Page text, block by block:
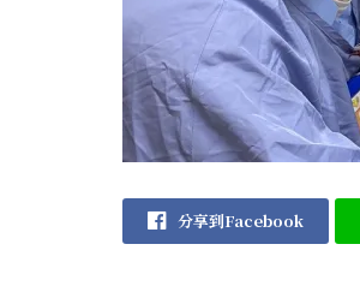
分享到Facebook